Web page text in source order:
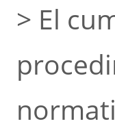
> El